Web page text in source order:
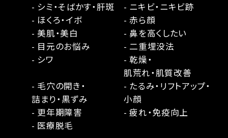
- シミ・そばかす・肝斑
- ニキビ・ニキビ跡
- ほくろ・イボ
- 赤ら顔
- 美肌・美白
- 鼻を高くしたい
- 目元のお悩み
- 二重埋没法
- シワ
- 乾燥・
肌荒れ・肌質改善
- 毛穴の開き・
詰まり・黒ずみ
- たるみ・リフトアップ・
小顔
- 更年期障害
- 疲れ・免疫向上
- 医療脱毛